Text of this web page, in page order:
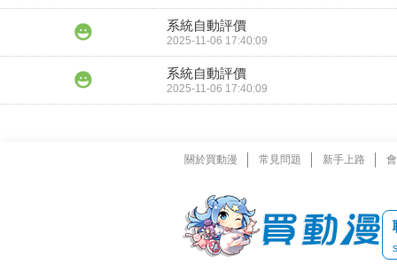
系統自動評價
2025-11-06 17:40:09
系統自動評價
2025-11-06 17:40:09
關於買動漫 常見問題 新手上路